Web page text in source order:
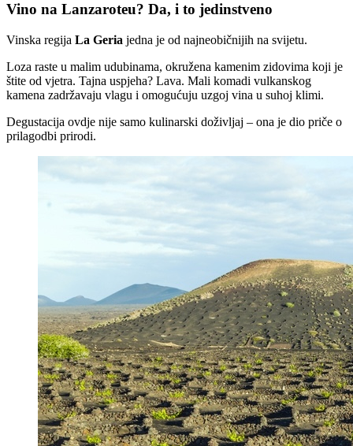
Vino na Lanzaroteu? Da, i to jedinstveno
Vinska regija La Geria jedna je od najneobičnijih na svijetu.
Loza raste u malim udubinama, okružena kamenim zidovima koji je
štite od vjetra. Tajna uspjeha? Lava. Mali komadi vulkanskog
kamena zadržavaju vlagu i omogućuju uzgoj vina u suhoj klimi.
Degustacija ovdje nije samo kulinarski doživljaj – ona je dio priče o
prilagodbi prirodi.